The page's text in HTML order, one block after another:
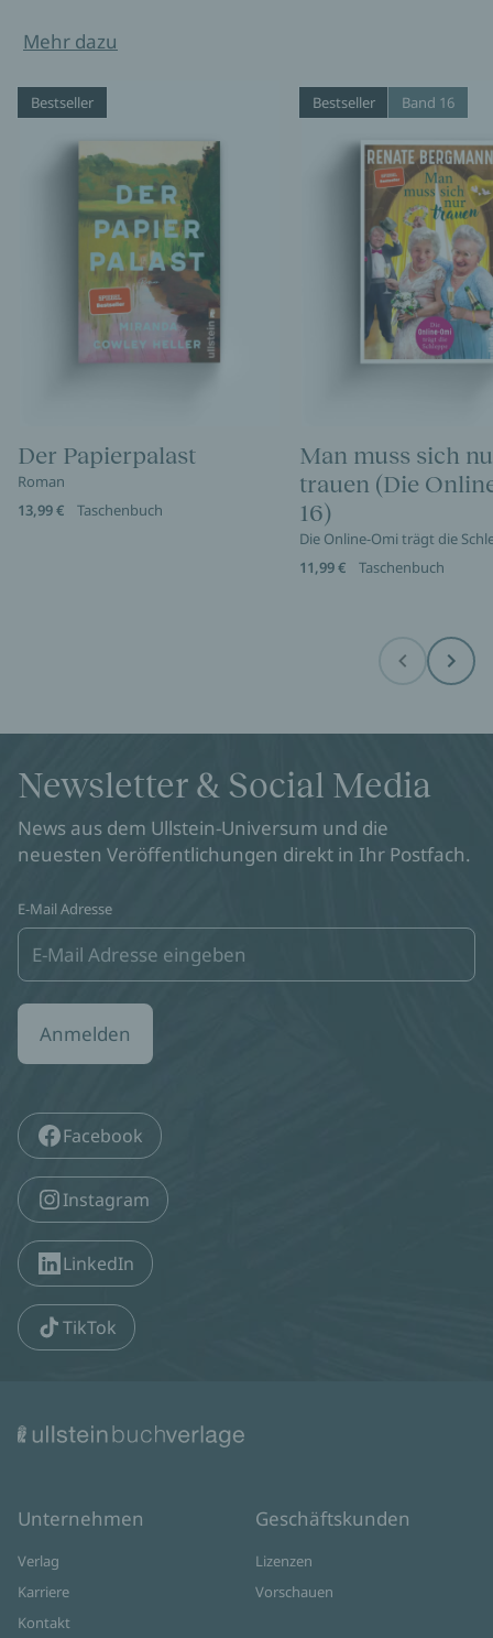
Mehr dazu
Bestseller
Der Papierpalast
Roman
13,99 €
Taschenbuch
Bestseller Band 16
Man muss sich
trauen (Die
16)
Die Online-Omi trägt die
11,99 €
Taschenbuch
Before Next
Newsletter & Social Media
News aus dem Ullstein-Universum und die
neuesten Veröffentlichungen direkt in Ihr Postfach.
E-Mail Adresse
Anmelden
Facebook
Instagram
LinkedIn
TikTok
Unternehmen
Verlag
Karriere
Kontakt
Geschäftskunden
Lizenzen
Vorschauen